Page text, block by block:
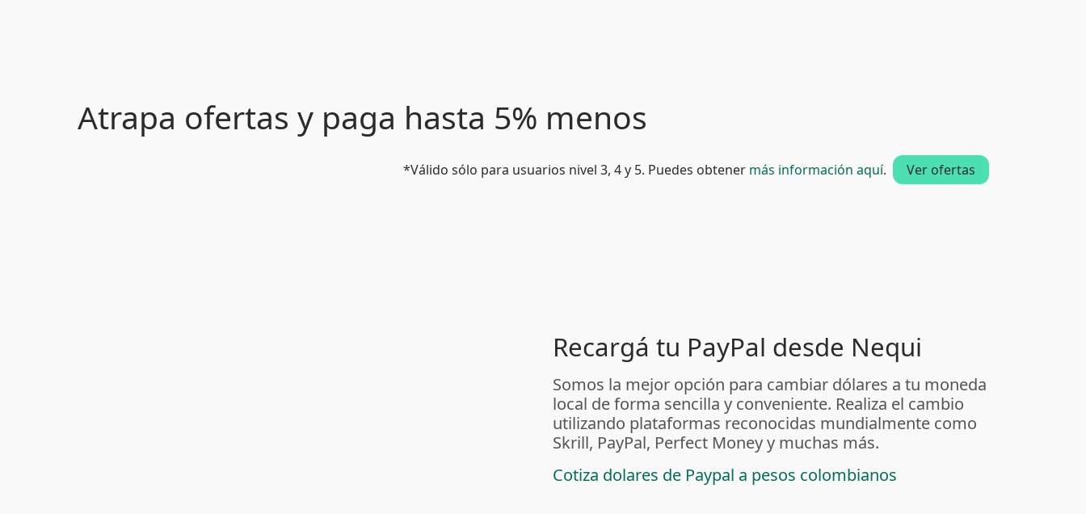
Atrapa ofertas y paga hasta 5% menos
*Válido sólo para usuarios nivel 3, 4 y 5. Puedes obtener más información aquí. Ver ofertas
Recargá tu PayPal desde Nequi
Somos la mejor opción para cambiar dólares a tu moneda
local de forma sencilla y conveniente. Realiza el cambio
utilizando plataformas reconocidas mundialmente como
Skrill, PayPal, Perfect Money y muchas más.
Cotiza dolares de Paypal a pesos colombianos